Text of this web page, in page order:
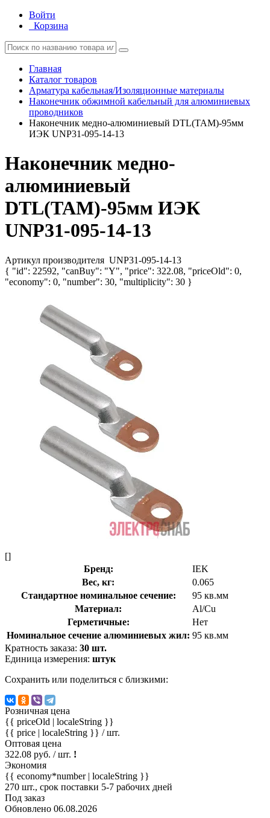
Войти
Корзина
Главная
Каталог товаров
Арматура кабельная/Изоляционные материалы
Наконечник обжимной кабельный для алюминиевых
проводников
Наконечник медно-алюминиевый DTL(ТАМ)-95мм
ИЭК UNP31-095-14-13
Наконечник медно-
алюминиевый
DTL(ТАМ)-95мм ИЭК
UNP31-095-14-13
Артикул производителя UNP31-095-14-13
{ "id": 22592, "canBuy": "Y", "price": 322.08, "priceOld": 0,
"economy": 0, "number": 30, "multiplicity": 30 }
[]
Бренд:
IEK
Вес, кг:
0.065
Стандартное номинальное сечение:
95 кв.мм
Материал:
Al/Cu
Герметичные:
Нет
Номинальное сечение алюминиевых жил: 95 кв.мм
Кратность заказа: 30 шт.
Единица измерения: штук
Сохранить или поделиться с близкими:
Розничная цена
{{ priceOld | localeString }}
{{ price | localeString }} / шт.
Оптовая цена
322.08 руб. / шт. !
Экономия
{{ economy*number | localeString }}
270 шт., срок поставки 5-7 рабочих дней
Под заказ
Обновлено 06.08.2026